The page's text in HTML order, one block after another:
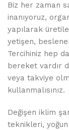
Biz her zaman
inanıyoruz,
yapılarak
yetişen,
Tercihiniz hep
bereket vardır
veya takviye
kullanmalısınız.
Değişen iklim
teknikleri,